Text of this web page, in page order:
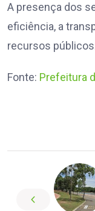
A presença dos
eficiência, a
recursos
Fonte: Prefeitura